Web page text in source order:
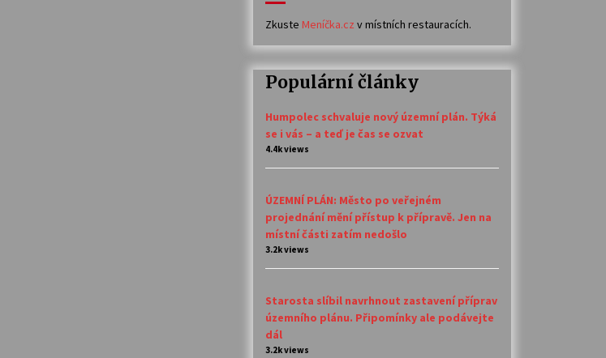
Zkuste Meníčka.cz v místních restauracích.
Populární články
Humpolec schvaluje nový územní plán. Týká
se i vás – a teď je čas se ozvat
4.4k views
ÚZEMNÍ PLÁN: Město po veřejném
projednání mění přístup k přípravě. Jen na
místní části zatím nedošlo
3.2k views
Starosta slíbil navrhnout zastavení příprav
územního plánu. Připomínky ale podávejte
dál
3.2k views